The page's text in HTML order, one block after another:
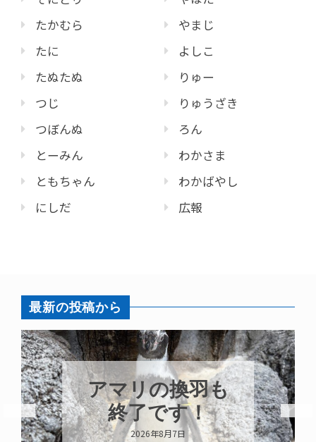
たかむら
たに
たぬたぬ
つじ
つぼんぬ
とーみん
ともちゃん
にしだ
やまじ
よしこ
りゅー
りゅうざき
ろん
わかさま
わかばやし
広報
最新の投稿から
アマリの換羽も
終了です！
2026年8月7日